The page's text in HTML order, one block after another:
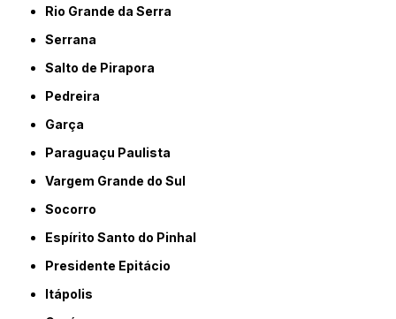
Rio Grande da Serra
Serrana
Salto de Pirapora
Pedreira
Garça
Paraguaçu Paulista
Vargem Grande do Sul
Socorro
Espírito Santo do Pinhal
Presidente Epitácio
Itápolis